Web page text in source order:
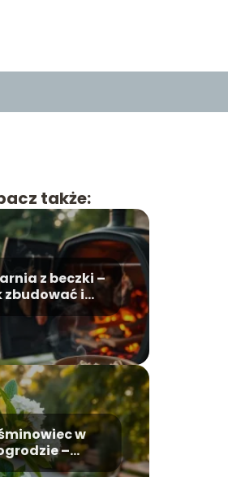
także:
z beczki –
zbudować i
używać?
w
–
i